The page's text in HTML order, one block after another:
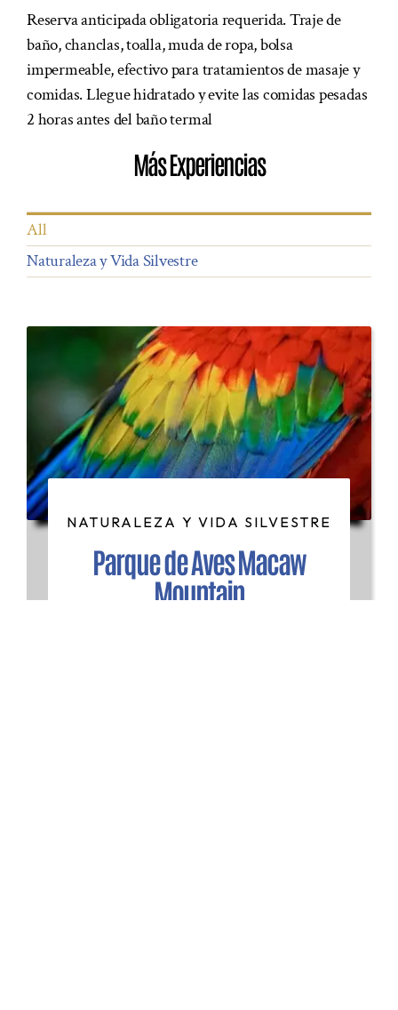
Reserva anticipada obligatoria requerida. Traje de
baño, chanclas, toalla, muda de ropa, bolsa
impermeable, efectivo para tratamientos de masaje y
comidas. Llegue hidratado y evite las comidas pesadas
2 horas antes del baño termal
Más Experiencias
All
Naturaleza y Vida Silvestre
NATURALEZA Y VIDA SILVESTRE
Parque de Aves Macaw
Mountain
GASTRONOMÍA
EVENTOS
EXPERIENCIAS
CONTÁCTANOS